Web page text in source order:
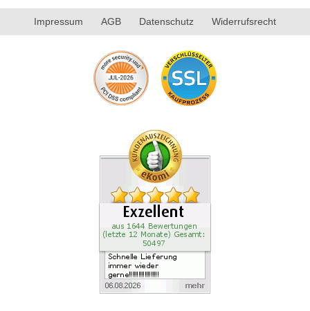
Impressum AGB Datenschutz Widerrufsrecht